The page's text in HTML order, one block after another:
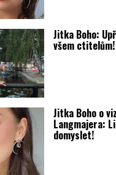
Jitka Boho:
všem
Jitka Boho o
Langmajera:
domyslet!